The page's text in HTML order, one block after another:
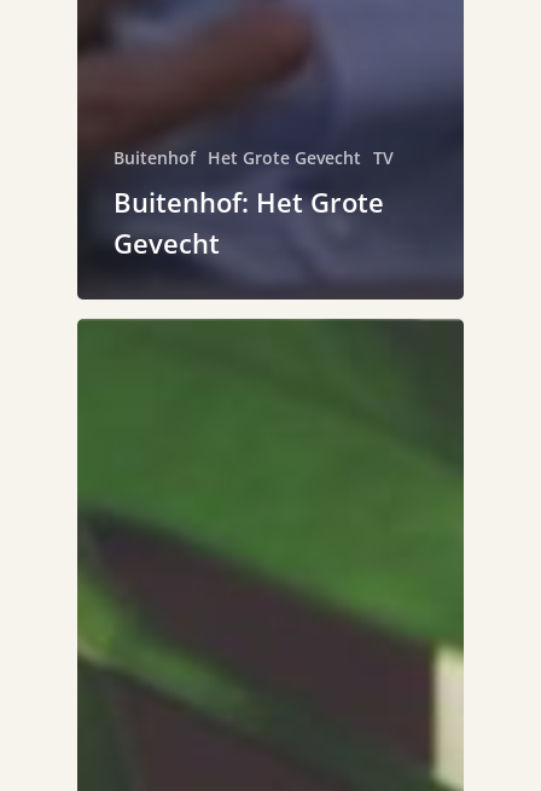
Buitenhof Het Grote Gevecht TV
Buitenhof: Het Grote
Gevecht